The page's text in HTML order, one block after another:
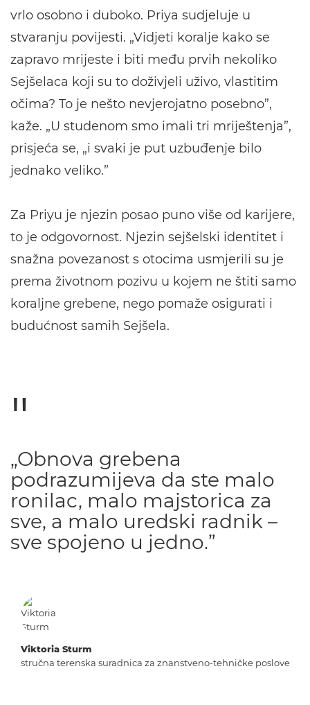
vrlo osobno i duboko. Priya sudjeluje u
stvaranju povijesti. „Vidjeti koralje kako se
zapravo mrijeste i biti među prvih nekoliko
Sejšelaca koji su to doživjeli uživo, vlastitim
očima? To je nešto nevjerojatno posebno”,
kaže. „U studenom smo imali tri mriještenja”,
prisjeća se, „i svaki je put uzbuđenje bilo
jednako veliko.”
Za Priyu je njezin posao puno više od karijere,
to je odgovornost. Njezin sejšelski identitet i
snažna povezanost s otocima usmjerili su je
prema životnom pozivu u kojem ne štiti samo
koraljne grebene, nego pomaže osigurati i
budućnost samih Sejšela.
Viktoria Sturm
stručna terenska suradnica za znanstveno-tehničke poslove
„Obnova grebena
podrazumijeva da ste malo
ronilac, malo majstorica za
sve, a malo uredski radnik –
sve spojeno u jedno.”